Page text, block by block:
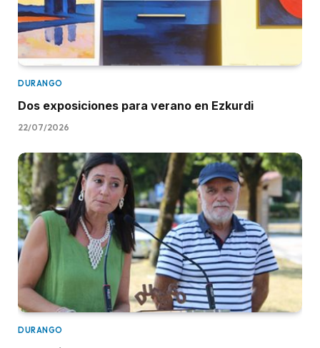
DURANGO
Dos exposiciones para verano en Ezkurdi
22/07/2026
DURANGO